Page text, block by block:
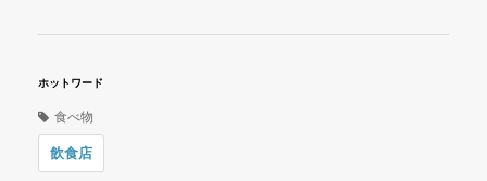
ホットワード
食べ物
飲食店